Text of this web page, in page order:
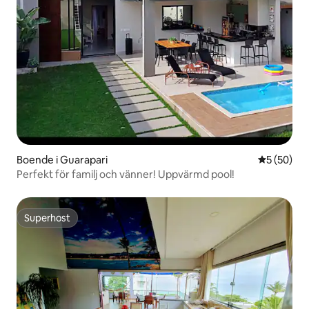
Boende i Guarapari 5 av 5 i
5 (50)
Perfekt för familj och vänner! Uppvärmd pool!
Superhost
Superhost